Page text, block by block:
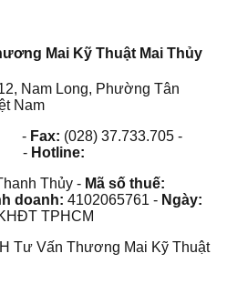
Mai Kỹ Thuật Mai Thủy
Nam Long, Phường Tân
Nam
- Fax: (028) 37.733.705 -
- Hotline:
Thủy - Mã số thuế:
doanh: 4102065761 - Ngày:
TPHCM
Tư Vấn Thương Mai Kỹ Thuật